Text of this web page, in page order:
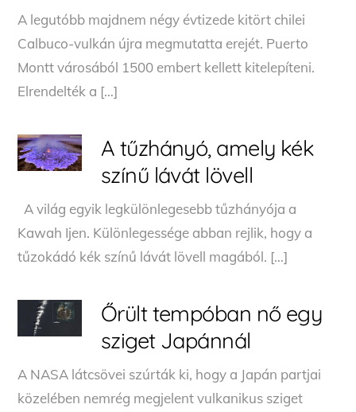
A legutóbb majdnem négy évtizede kitört chilei
Calbuco-vulkán újra megmutatta erejét. Puerto
Montt városából 1500 embert kellett kitelepíteni.
Elrendelték a […]
A tűzhányó, amely kék
színű lávát lövell
A világ egyik legkülönlegesebb tűzhányója a
Kawah Ijen. Különlegessége abban rejlik, hogy a
tűzokádó kék színű lávát lövell magából. […]
Őrült tempóban nő egy
sziget Japánnál
A NASA látcsövei szúrták ki, hogy a Japán partjai
közelében nemrég megjelent vulkanikus sziget